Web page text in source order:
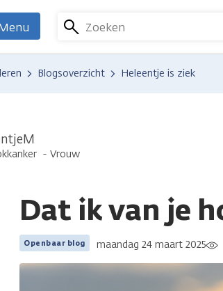
Zoeken
Blogsoverzicht Heleentje is ziek
Vrouw
Dat ik van je
Openbaar blog maandag 24 maart 2025